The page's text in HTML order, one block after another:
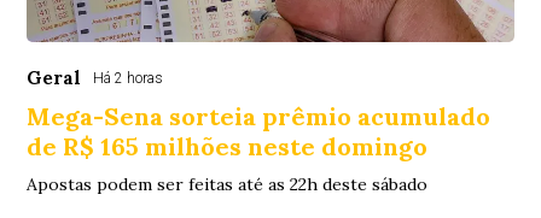
Geral Há 2 horas
Mega-Sena sorteia prêmio acumulado
de R$ 165 milhões neste domingo
Apostas podem ser feitas até as 22h deste sábado